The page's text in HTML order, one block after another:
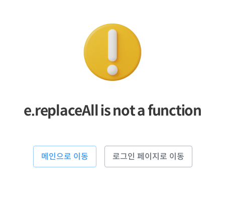
e.replaceAll is not a function
메인으로 이동 로그인 페이지로 이동